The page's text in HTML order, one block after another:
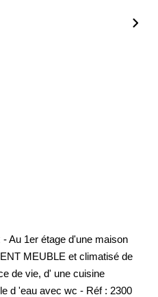
Au 1er étage d'une maison
MEUBLE et climatisé de
de vie, d' une cuisine
d 'eau avec wc - Réf : 2300